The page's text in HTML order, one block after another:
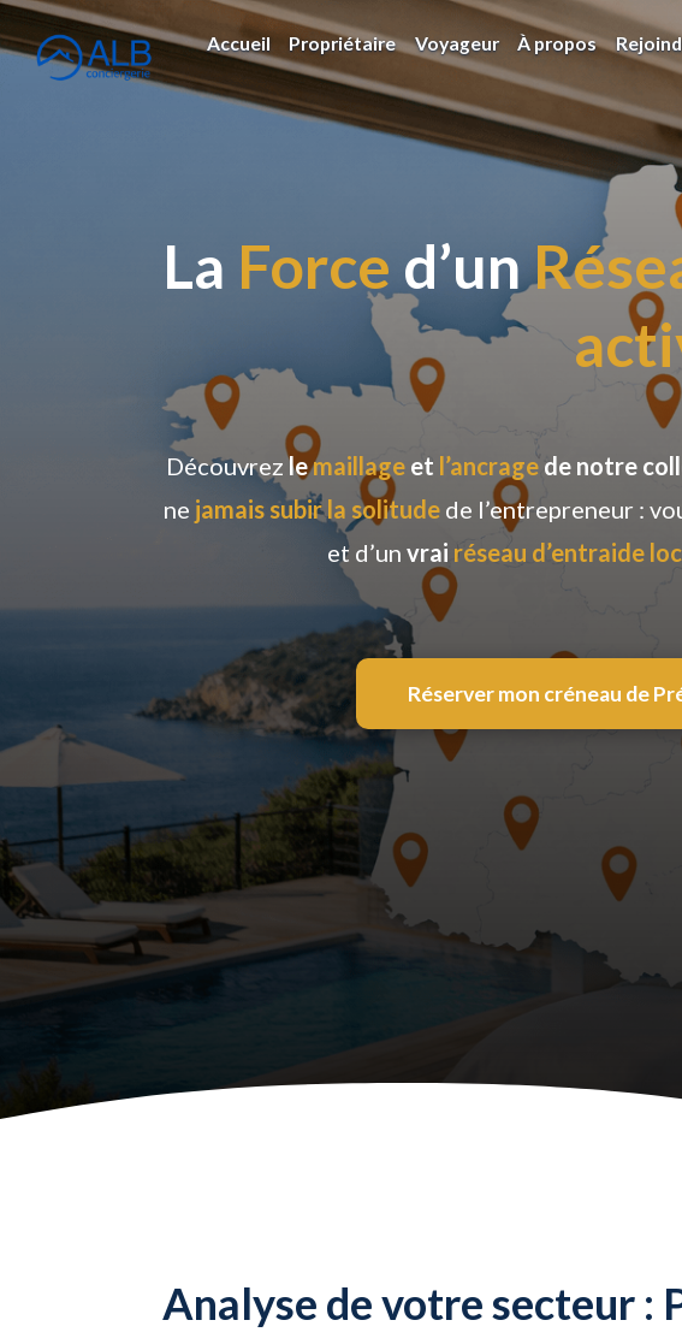
Accueil Propriétaire Voyageur À propos
La Force d’un
Découvrezlemaillageet l’ancragede notre
ne jamais subir la solitudede l’entrepreneur :
et d’un vrai réseau d’entraide
Réserver mon créneau de
Analyse de votre secteur :